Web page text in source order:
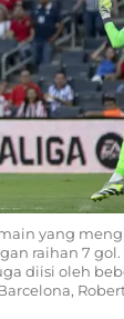
yang
raihan 7
diisi oleh